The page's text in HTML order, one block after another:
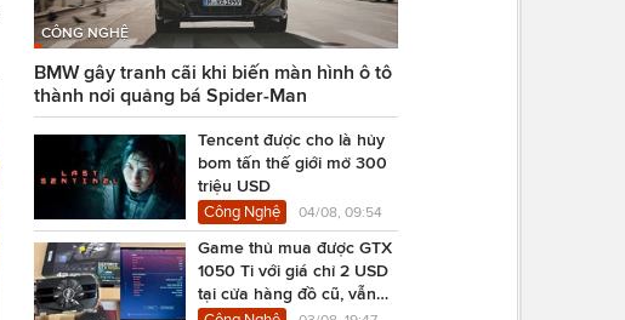
CÔNG NGHỆ
BMW gây tranh cãi khi biến màn hình ô tô
thành nơi quảng bá Spider-Man
Tencent được cho là hủy
bom tấn thế giới mở 300
triệu USD
Công Nghệ 04/08, 09:54
Game thủ mua được GTX
1050 Ti với giá chỉ 2 USD
tại cửa hàng đồ cũ, vẫn
chạy Cyberpunk 2077